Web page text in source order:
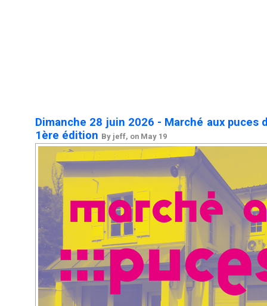
Dimanche 28 juin 2026 - Marché aux puces
1ère édition By jeff, on May 19